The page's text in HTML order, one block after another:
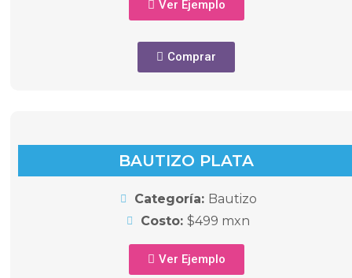
Ver Ejemplo
Comprar
BAUTIZO PLATA
Categoría: Bautizo
Costo:$499 mxn
Ver Ejemplo